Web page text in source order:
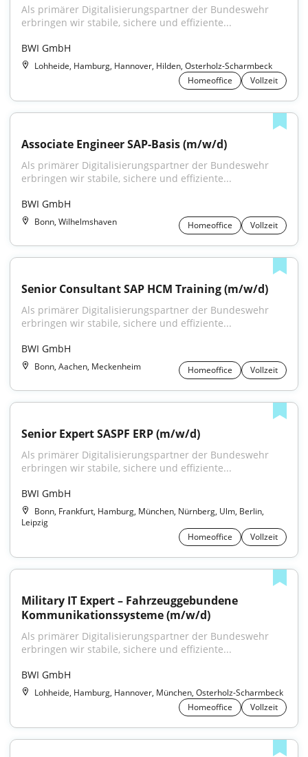
Als primärer Digitalisierungspartner der Bundeswehr
erbringen wir stabile, sichere und effiziente...
BWI GmbH
Lohheide, Hamburg, Hannover, Hilden, Osterholz-Scharmbeck
Homeoffice
Vollzeit
Associate Engineer SAP-Basis (m/w/d)
Als primärer Digitalisierungspartner der Bundeswehr
erbringen wir stabile, sichere und effiziente...
BWI GmbH
Bonn, Wilhelmshaven Homeoffice Vollzeit
Senior Consultant SAP HCM Training (m/w/d)
Als primärer Digitalisierungspartner der Bundeswehr
erbringen wir stabile, sichere und effiziente...
BWI GmbH
Bonn, Aachen, Meckenheim Homeoffice Vollzeit
Senior Expert SASPF ERP (m/w/d)
Als primärer Digitalisierungspartner der Bundeswehr
erbringen wir stabile, sichere und effiziente...
BWI GmbH
Bonn, Frankfurt, Hamburg, München, Nürnberg, Ulm, Berlin,
Leipzig
Homeoffice
Vollzeit
Military IT Expert – Fahrzeuggebundene
Kommunikationssysteme (m/w/d)
Als primärer Digitalisierungspartner der Bundeswehr
erbringen wir stabile, sichere und effiziente...
BWI GmbH
Lohheide, Hamburg, Hannover, München, Osterholz-Scharmbeck
Homeoffice
Vollzeit